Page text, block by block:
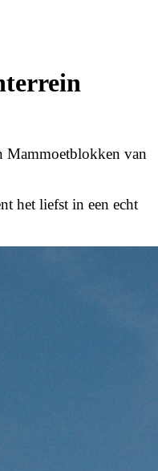
Mammoetblokken van
het liefst in een echt